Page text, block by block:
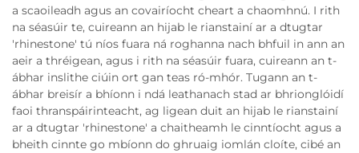
a scaoileadh agus an covairíocht cheart a chaomhnú. I rith
na séasúir te, cuireann an hijab le rianstainí ar a dtugtar
'rhinestone' tú níos fuara ná roghanna nach bhfuil in ann an
aeir a thréigean, agus i rith na séasúir fuara, cuireann an t-
ábhar inslithe ciúin ort gan teas ró-mhór. Tugann an t-
ábhar breisír a bhíonn i ndá leathanach stad ar bhrionglóidí
faoi thranspáirinteacht, ag ligean duit an hijab le rianstainí
ar a dtugtar 'rhinestone' a chaitheamh le cinntíocht agus a
bheith cinnte go mbíonn do ghruaig iomlán cloíte, cibé an